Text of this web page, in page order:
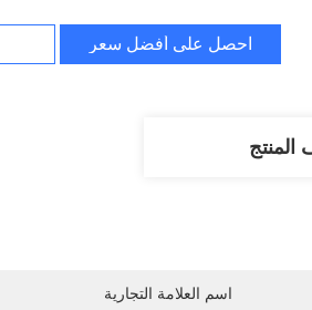
احصل على أفضل سعر
اسم العلامة التجارية